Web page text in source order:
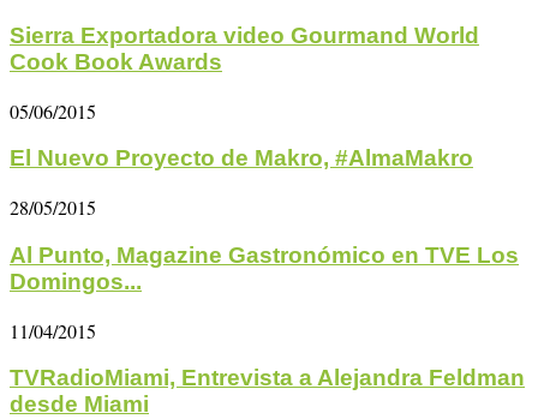
Sierra Exportadora video Gourmand World
Cook Book Awards
05/06/2015
El Nuevo Proyecto de Makro, #AlmaMakro
28/05/2015
Al Punto, Magazine Gastronómico en TVE Los
Domingos...
11/04/2015
TVRadioMiami, Entrevista a Alejandra Feldman
desde Miami